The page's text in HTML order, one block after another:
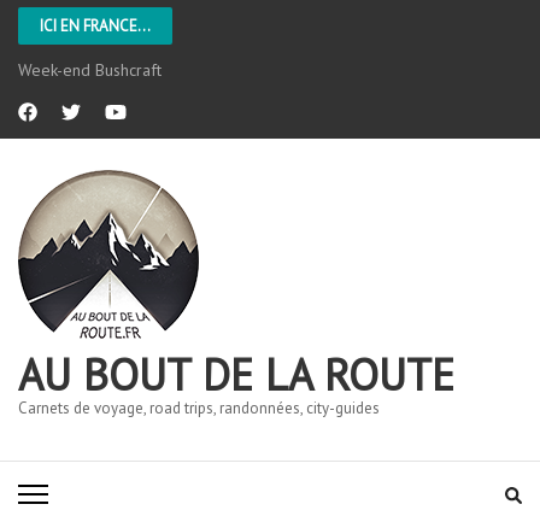
ICI EN FRANCE...
Week-end Bushcraft
AU BOUT DE LA ROUTE
Carnets de voyage, road trips, randonnées, city-guides